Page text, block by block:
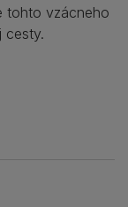
tohto vzácneho
cesty.